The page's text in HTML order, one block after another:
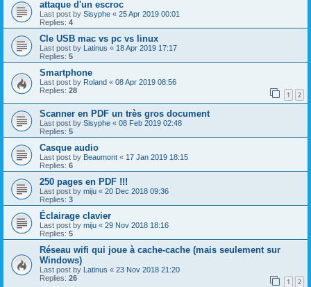
attaque d'un escroc
Last post by Sisyphe « 25 Apr 2019 00:01
Replies: 4
Cle USB mac vs pc vs linux
Last post by Latinus « 18 Apr 2019 17:17
Replies: 5
Smartphone
Last post by Roland « 08 Apr 2019 08:56
Replies: 28 1 2
Scanner en PDF un très gros document
Last post by Sisyphe « 08 Feb 2019 02:48
Replies: 5
Casque audio
Last post by Beaumont « 17 Jan 2019 18:15
Replies: 6
250 pages en PDF !!!
Last post by miju « 20 Dec 2018 09:36
Replies: 3
Éclairage clavier
Last post by miju « 29 Nov 2018 18:16
Replies: 5
Réseau wifi qui joue à cache-cache (mais seulement sur
Windows)
Last post by Latinus « 23 Nov 2018 21:20
Replies: 26 1 2